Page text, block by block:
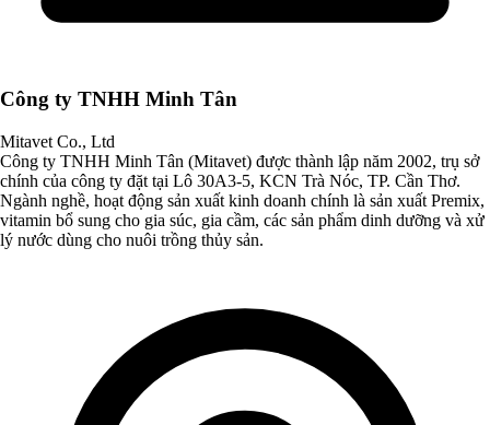
Công ty TNHH Minh Tân
Mitavet Co., Ltd
Công ty TNHH Minh Tân (Mitavet) được thành lập năm 2002, trụ sở
chính của công ty đặt tại Lô 30A3-5, KCN Trà Nóc, TP. Cần Thơ.
Ngành nghề, hoạt động sản xuất kinh doanh chính là sản xuất Premix,
vitamin bổ sung cho gia súc, gia cầm, các sản phẩm dinh dưỡng và xử
lý nước dùng cho nuôi trồng thủy sản.